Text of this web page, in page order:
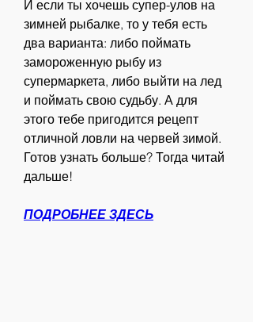
И если ты хочешь супер-улов на
зимней рыбалке, то у тебя есть
два варианта: либо поймать
замороженную рыбу из
супермаркета, либо выйти на лед
и поймать свою судьбу. А для
этого тебе пригодится рецепт
отличной ловли на червей зимой.
Готов узнать больше? Тогда читай
дальше!
ПОДРОБНЕЕ ЗДЕСЬ